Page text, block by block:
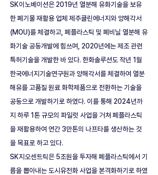
SK이노베이션은 2019년 열분해 유화기술을 보유
한 폐기물 재활용 업체 제주클린에너지와 양해각서
(MOU)를 체결하고, 폐플라스틱 및 폐비닐 열분해 유
화기술 공동개발에 힘쓰며, 2020년에는 제조 관련
특허기술을 개발한 바 있다. 한화솔루션도 작년 1월
한국에너지기술연구원과 양해각서를 체결하여 열분
해유를 고품질 원료 화학제품으로 전환하는 기술을
공동으로 개발하기로 하였다. 이를 통해 2024년까
지 하루 1톤 규모의 파일럿 사업을 거쳐 폐플라스틱
을 재활용하여 연간 3만톤의 나프타를 생산하는 것
을 목표로 하고 있다.
SK지오센트릭은 5조원을 투자해 폐플라스틱에서 기
름을 뽑아내는 도시유전화 사업을 본격화하기로 하였